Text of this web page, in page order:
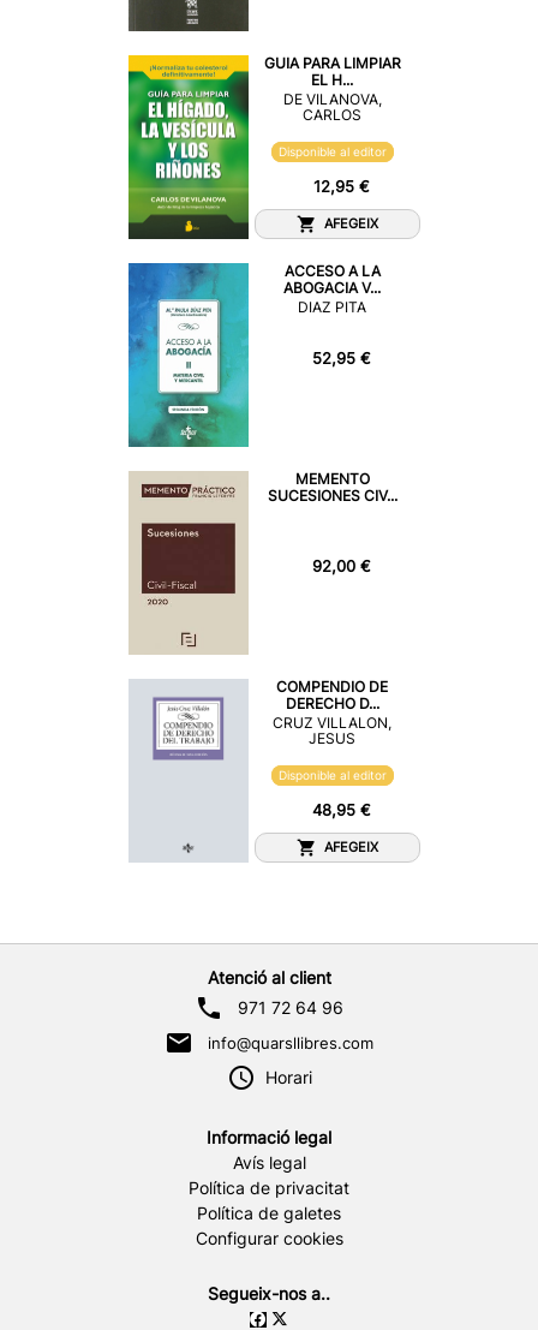
GUIA PARA LIMPIAR
EL H...
DE VILANOVA,
CARLOS
Disponible al editor
12,95 €
AFEGEIX
ACCESO A LA
ABOGACIA V...
DIAZ PITA
52,95 €
MEMENTO
SUCESIONES CIV...
92,00 €
COMPENDIO DE
DERECHO D...
CRUZ VILLALON,
JESUS
Disponible al editor
48,95 €
AFEGEIX
Atenció al client
971 72 64 96
info@quarsllibres.com
Horari
Informació legal
Avís legal
Política de privacitat
Política de galetes
Configurar cookies
Segueix-nos a..